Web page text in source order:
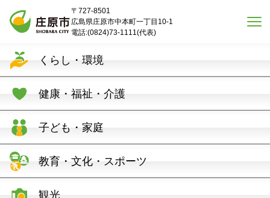
〒727-8501
広島県庄原市中本町一丁目10-1
電話:(0824)73-1111(代表)
くらし・環境
健康・福祉・介護
子ども・家庭
教育・文化・スポーツ
観光